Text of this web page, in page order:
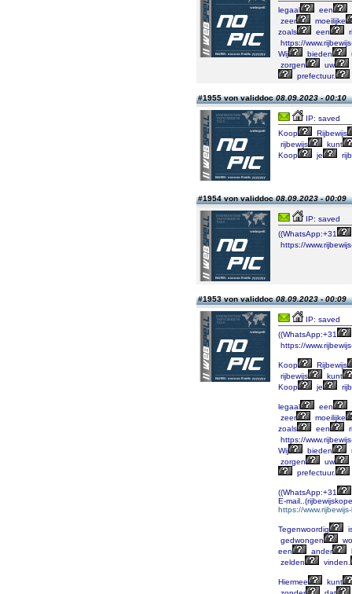
legaal
een
zeer
moeilijke
zoals
een
https://
Wij
bieden
zorgen
uw
prefectuur.
#1955 von validdoc08.09.2023 - 00:10
IP: saved
Koop
Rijbewijs
rijbewijs
kunt
Koop
je
#1954 von validdoc08.09.2023 - 00:09
IP: saved
((WhatsApp:+31
https://
#1953 von validdoc08.09.2023 - 00:09
IP: saved
((WhatsApp:+31
https://
Koop
Rijbewijs
rijbewijs
kunt
Koop
je
legaal een
zeer
moeilijke
zoals
een
https://
Wij
bieden
zorgen
uw
prefectuur.
((WhatsApp:+31
E-
https://
Tegenwoordig
gedwongen
een
ander
zelden
vinden.
Hiermee
kunt